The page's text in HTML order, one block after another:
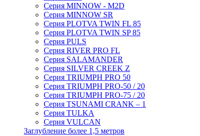
Серия MINNOW - M2D
Серия MINNOW SR
Серия PLOTVA TWIN FL 85
Серия PLOTVA TWIN SP 85
Серия PULS
Серия RIVER PRO FL
Серия SALAMANDER
Серия SILVER CREEK Z
Серия TRIUMPH PRO 50
Серия TRIUMPH PRO-50 / 20
Серия TRIUMPH PRO-75 / 20
Серия TSUNAMI CRANK – 1
Серия TULKA
Серия VULCAN
Заглубление более 1,5 метров